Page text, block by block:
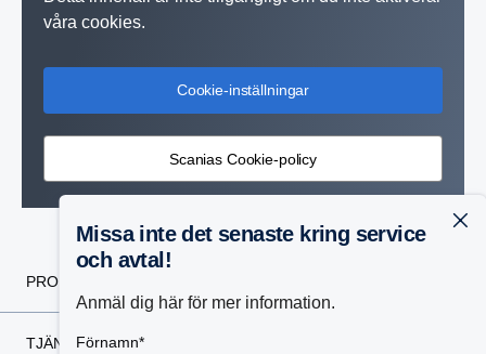
våra cookies.
Cookie-inställningar
Scanias Cookie-policy
Missa inte det senaste kring service
och avtal!
Anmäl dig här för mer information.
Förnamn*
PRODUKTER
TJÄNSTER